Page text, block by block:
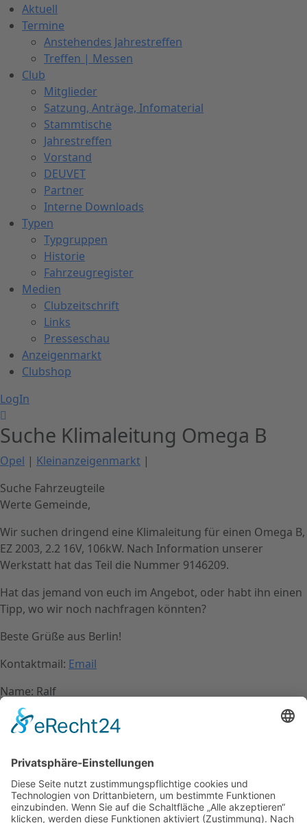
Aktuell
Termine
Anstehendes Jahrestreffen
Treffen | Messen
Club
Mitglieder
Satzung, Anträge, Infomaterial
Stammtische
Jahrestreffen
Vorstand
DEUVET
Partner
Interne Downloads
Typen
Typgruppen
Historie
Fahrzeugregister
Medien
Clubzeitschrift
Links
Presseschau
Anzeigenmarkt
Clubshop
LogIn
Suche Klimaleitung Omega B
Opel | Kleinanzeigenmarkt |
Suche Fahrzeugteile
Werte Gemeinde,
Wir suchen dringend eine Klimaleitung für einen Omega B,
EZ 2003, 2.2 16V, 106kW. Nach Information unserer
Werkstatt hat das Teil die Nummer 9146209.
Hat das jemand von euch im Angebot, oder habt ihn einen
Tipp, wo wir noch nachfragen könnten?
Beste Grüße aus Berlin!
Kontaktmail: Email
Name: Ralf
Kontakt
Impressum
Mitgliederbereich
Facebook
Instagram
Umsetzung:DOUBLE-A-DESIGN